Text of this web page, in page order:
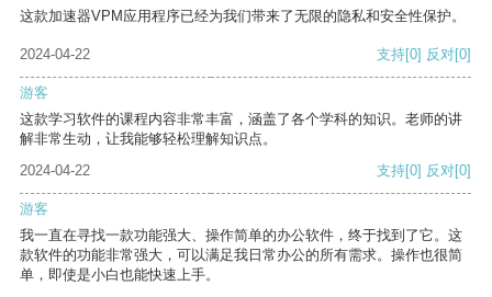
这款加速器VPM应用程序已经为我们带来了无限的隐私和安全性保护。
2024-04-22 支持[0] 反对[0]
游客
这款学习软件的课程内容非常丰富，涵盖了各个学科的知识。老师的讲
解非常生动，让我能够轻松理解知识点。
2024-04-22
支持[0] 反对[0]
游客
我一直在寻找一款功能强大、操作简单的办公软件，终于找到了它。这
款软件的功能非常强大，可以满足我日常办公的所有需求。操作也很简
单，即使是小白也能快速上手。